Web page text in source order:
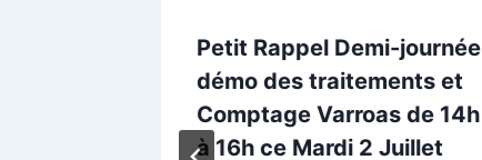
Petit Rappel Demi-journée
démo des traitements et
Comptage Varroas de 14h
à 16h ce Mardi 2 Juillet